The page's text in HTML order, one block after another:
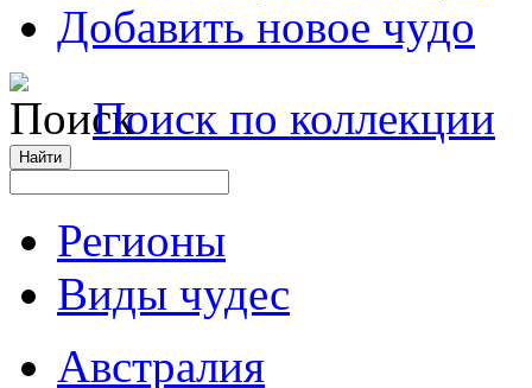
Добавить новое чудо
Поиск по коллекции
Регионы
Виды чудес
Австралия